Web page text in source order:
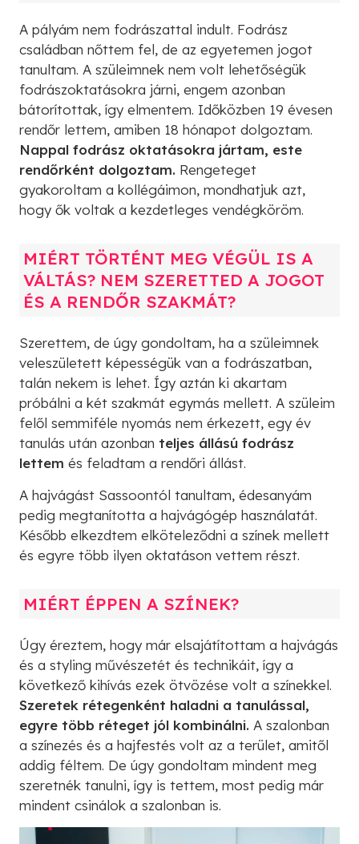
A pályám nem fodrászattal indult. Fodrász
családban nőttem fel, de az egyetemen jogot
tanultam. A szüleimnek nem volt lehetőségük
fodrászoktatásokra járni, engem azonban
bátorítottak, így elmentem. Időközben 19 évesen
rendőr lettem, amiben 18 hónapot dolgoztam.
Nappal fodrász oktatásokra jártam, este
rendőrként dolgoztam. Rengeteget
gyakoroltam a kollégáimon, mondhatjuk azt,
hogy ők voltak a kezdetleges vendégköröm.
MIÉRT TÖRTÉNT MEG VÉGÜL IS A
VÁLTÁS? NEM SZERETTED A JOGOT
ÉS A RENDŐR SZAKMÁT?
Szerettem, de úgy gondoltam, ha a szüleimnek
veleszületett képességük van a fodrászatban,
talán nekem is lehet. Így aztán ki akartam
próbálni a két szakmát egymás mellett. A szüleim
felől semmiféle nyomás nem érkezett, egy év
tanulás után azonban teljes állású fodrász
lettem és feladtam a rendőri állást.
A hajvágást Sassoontól tanultam, édesanyám
pedig megtanította a hajvágógép használatát.
Később elkezdtem elköteleződni a színek mellett
és egyre több ilyen oktatáson vettem részt.
MIÉRT ÉPPEN A SZÍNEK?
Úgy éreztem, hogy már elsajátítottam a hajvágás
és a styling művészetét és technikáit, így a
következő kihívás ezek ötvözése volt a színekkel.
Szeretek rétegenként haladni a tanulással,
egyre több réteget jól kombinálni. A szalonban
a színezés és a hajfestés volt az a terület, amitől
addig féltem. De úgy gondoltam mindent meg
szeretnék tanulni, így is tettem, most pedig már
mindent csinálok a szalonban is.